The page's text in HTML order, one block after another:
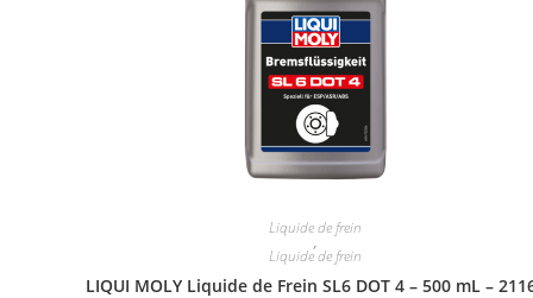
Liquide de frein
,
Liquide de frein
LIQUI MOLY Liquide de Frein SL6 DOT 4 – 500 mL –